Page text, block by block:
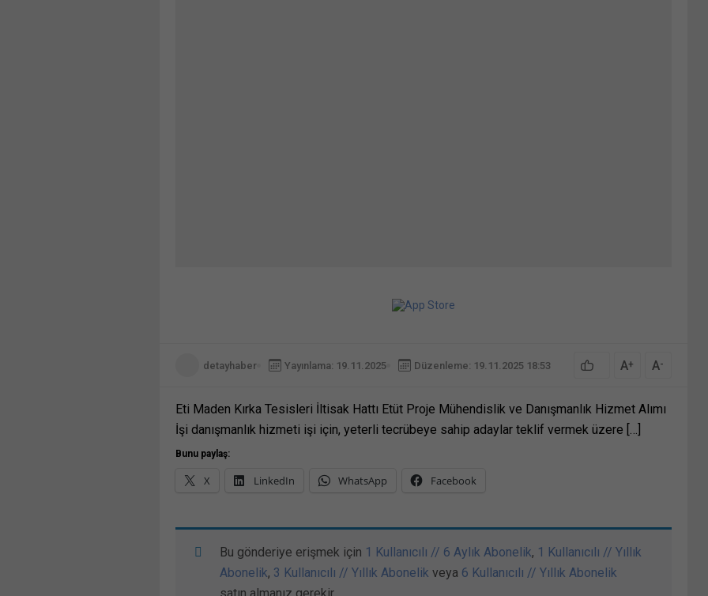
detayhaber Yayınlama: 19.11.2025 Düzenleme: 19.11.2025 18:53 A+ A-
Eti Maden Kırka Tesisleri İltisak Hattı Etüt Proje Mühendislik ve Danışmanlık Hizmet Alımı
İşi danışmanlık hizmeti işi için, yeterli tecrübeye sahip adaylar teklif vermek üzere […]
Bunu paylaş:
X LinkedIn WhatsApp Facebook
Bu gönderiye erişmek için 1 Kullanıcılı // 6 Aylık Abonelik, 1 Kullanıcılı // Yıllık
Abonelik, 3 Kullanıcılı // Yıllık Abonelik veya 6 Kullanıcılı // Yıllık Abonelik